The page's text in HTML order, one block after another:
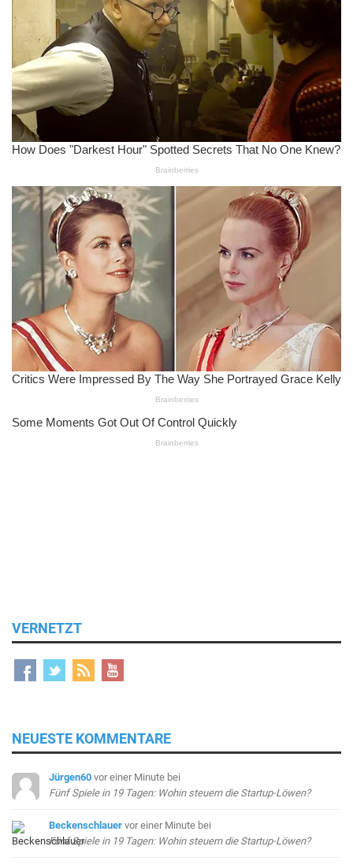
VERNETZT
NEUESTE KOMMENTARE
Jürgen60 vor einer Minute bei
Fünf Spiele in 19 Tagen: Wohin steuern die Startup-Löwen?
Beckenschlauer vor einer Minute bei
Fünf Spiele in 19 Tagen: Wohin steuern die Startup-Löwen?